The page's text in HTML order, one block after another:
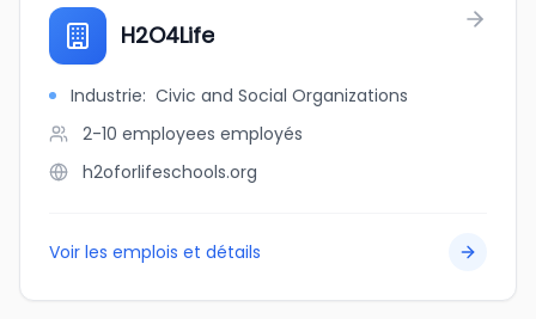
H2O4Life
Industrie: Civic and Social Organizations
2-10 employees employés
h2oforlifeschools.org
Voir les emplois et détails